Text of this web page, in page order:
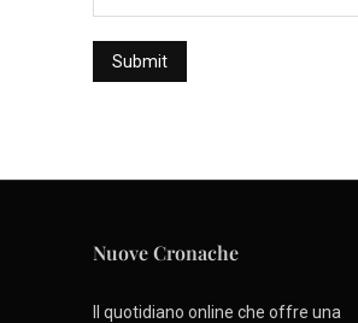
Nuove Cronache
Il quotidiano online che offre una